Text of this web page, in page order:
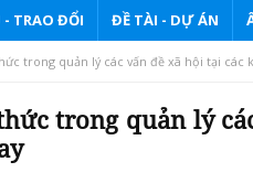
- TRAO ĐỔI ĐỀ TÀI - DỰ ÁN
trong quản lý các vấn đề xã hội tại các
trong quản lý